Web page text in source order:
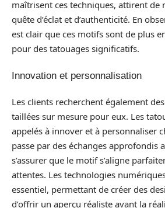
maîtrisent ces techniques, attirent de
quête d’éclat et d’authenticité. En
est clair que ces motifs sont de plus
pour des tatouages significatifs.
Innovation et personnalisation
Les clients recherchent également
taillées sur mesure pour eux. Les
appelés à innover et à personnaliser
passe par des échanges approfondis
s’assurer que le motif s’aligne
attentes. Les technologies
essentiel, permettant de créer des
d’offrir un aperçu réaliste avant la